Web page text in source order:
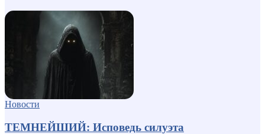
Новости
ТЕМНЕЙШИЙ: Исповедь силуэта